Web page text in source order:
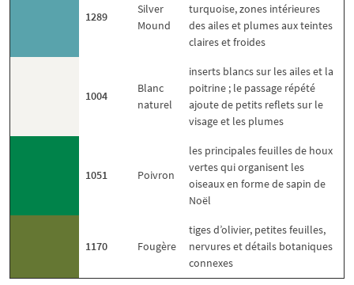
1289
Silver
Mound
turquoise, zones intérieures
des ailes et plumes aux teintes
claires et froides
1004
Blanc
naturel
inserts blancs sur les ailes et la
poitrine ; le passage répété
ajoute de petits reflets sur le
visage et les plumes
1051 Poivron
les principales feuilles de houx
vertes qui organisent les
oiseaux en forme de sapin de
Noël
1170 Fougère
tiges d’olivier, petites feuilles,
nervures et détails botaniques
connexes